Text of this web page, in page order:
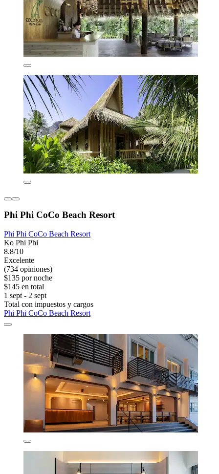
Phi Phi CoCo Beach Resort
Phi Phi CoCo Beach Resort
Ko Phi Phi
8.8/10
Excelente
(734 opiniones)
$135 por noche
$145 en total
1 sept - 2 sept
Total con impuestos y cargos
Phi Phi CoCo Beach Resort